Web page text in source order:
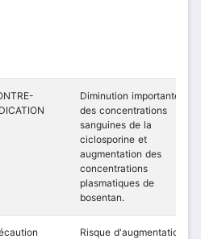
Diminution importante
des concentrations
sanguines de la
ciclosporine et
augmentation des
concentrations
plasmatiques de
bosentan.
Risque d'augmentation